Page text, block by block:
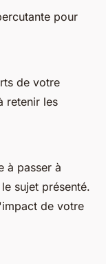
pour
de votre
retenir les
à passer à
sujet présenté.
de votre